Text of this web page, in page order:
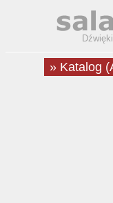
» Katalog